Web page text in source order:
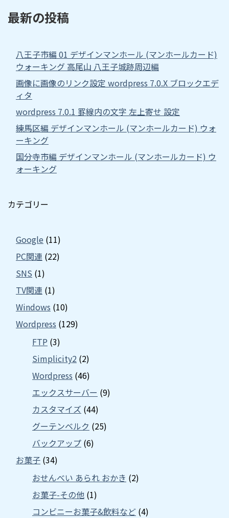
最新の投稿
八王子市編 01 デザインマンホール (マンホールカード)
ウォーキング 高尾山 八王子城跡周辺編
画像に画像のリンク設定 wordpress 7.0.X ブロックエデ
ィタ
wordpress 7.0.1 罫線内の文字 左上寄せ 設定
練馬区編 デザインマンホール (マンホールカード) ウォ
ーキング
国分寺市編 デザインマンホール (マンホールカード) ウ
ォーキング
カテゴリー
Google (11)
PC関連 (22)
SNS (1)
TV関連 (1)
Windows (10)
Wordpress (129)
FTP (3)
Simplicity2 (2)
Wordpress (46)
エックスサーバー (9)
カスタマイズ (44)
グーテンベルク (25)
バックアップ (6)
お菓子 (34)
おせんべい あられ おかき (2)
お菓子-その他 (1)
コンビニーお菓子&飲料など (4)